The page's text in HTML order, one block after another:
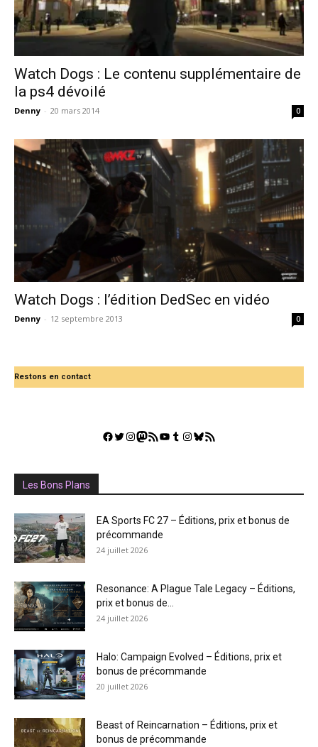
Watch Dogs : Le contenu supplémentaire de
la ps4 dévoilé
Denny - 20 mars 2014 0
Watch Dogs : l’édition DedSec en vidéo
Denny - 12 septembre 2013 0
Restons en contact
Facebook
Twitter
Instagram
Mastodon
Flux RSSYouTube
Tumblr
Instagram
Bluesky
GestGame
Les Bons Plans
EA Sports FC 27 – Éditions, prix et bonus de
précommande
24 juillet 2026
Resonance: A Plague Tale Legacy – Éditions,
prix et bonus de...
24 juillet 2026
Halo: Campaign Evolved – Éditions, prix et
bonus de précommande
20 juillet 2026
Beast of Reincarnation – Éditions, prix et
bonus de précommande